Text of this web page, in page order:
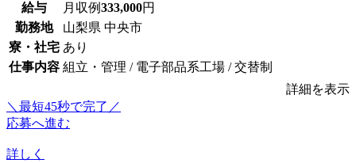
給与 月収例333,000円
勤務地
山梨県 中央市
寮・社宅 あり
仕事内容 組立・管理 / 電子部品系工場 / 交替制
詳細を表示
＼最短45秒で完了／
応募へ進む
詳しく